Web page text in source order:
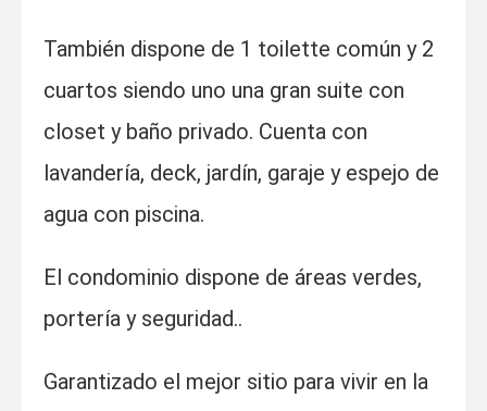
También dispone de 1 toilette común y 2
cuartos siendo uno una gran suite con
closet y baño privado. Cuenta con
lavandería, deck, jardín, garaje y espejo de
agua con piscina.
El condominio dispone de áreas verdes,
portería y seguridad..
Garantizado el mejor sitio para vivir en la